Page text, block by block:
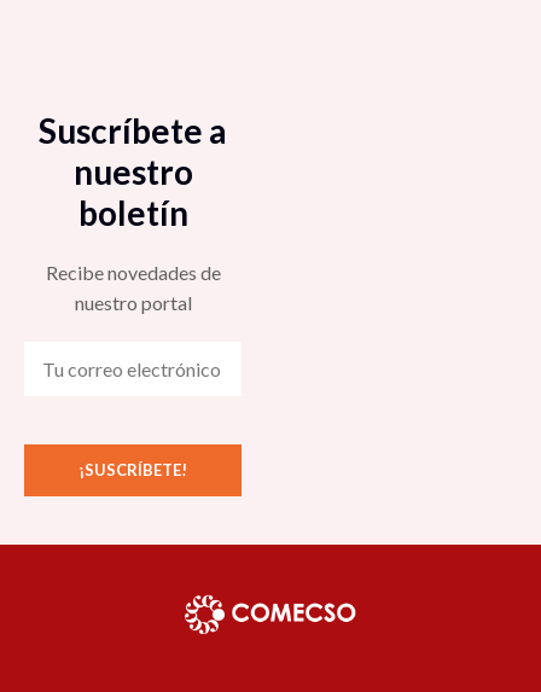
Suscríbete a
nuestro
boletín
Recibe novedades de
nuestro portal